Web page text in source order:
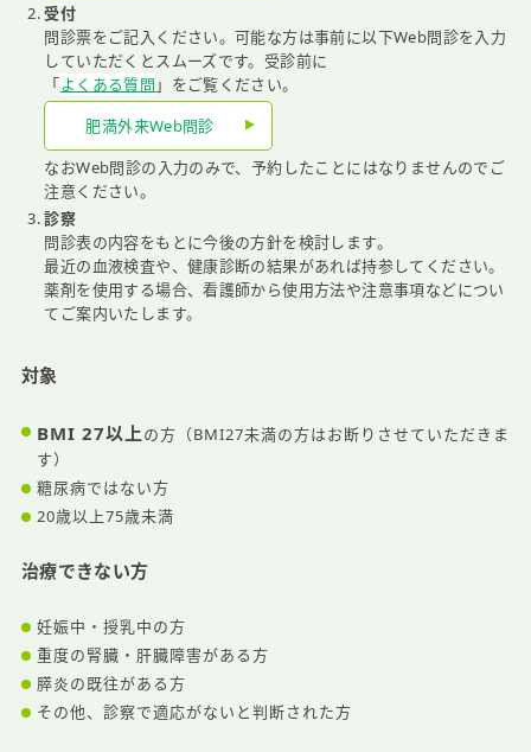
受付
問診票をご記入ください。可能な方は事前に以下Web問診を入力
していただくとスムーズです。受診前に
「よくある質問 」をご覧ください。
肥満外来Web問診
なおWeb問診の入力のみで、予約したことにはなりませんのでご
注意ください。
診察
問診表の内容をもとに今後の方針を検討します。
最近の血液検査や、健康診断の結果があれば持参してください。
薬剤を使用する場合、看護師から使用方法や注意事項などについ
てご案内いたします。
対象
BMI 27以上の方（BMI27未満の方はお断りさせていただきま
す）
糖尿病ではない方
20歳以上75歳未満
治療できない方
妊娠中・授乳中の方
重度の腎臓・肝臓障害がある方
膵炎の既往がある方
その他、診察で適応がないと判断された方